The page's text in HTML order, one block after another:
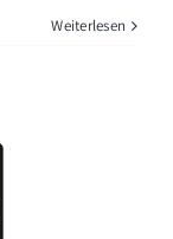
Weiterlesen